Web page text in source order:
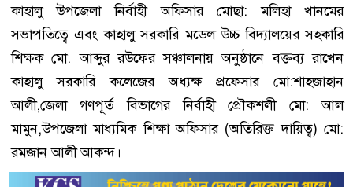
কাহালু উপজেলা নির্বাহী অফিসার মোছা: মলিহা খানমের
সভাপতিত্বে এবং কাহালু সরকারি মডেল উচ্চ বিদ্যালয়ের সহকারি
শিক্ষক মো. আব্দুর রউফের সঞ্চালনায় অনুষ্ঠানে বক্তব্য রাখেন
কাহালু সরকারি কলেজের অধ্যক্ষ প্রফেসার মো:শাহজাহান
আলী,জেলা গণপূর্ত বিভাগের নির্বাহী প্রৌকশলী মো: আল
মামুন,উপজেলা মাধ্যমিক শিক্ষা অফিসার (অতিরিক্ত দায়িত্ব) মো:
রমজান আলী আকন্দ।